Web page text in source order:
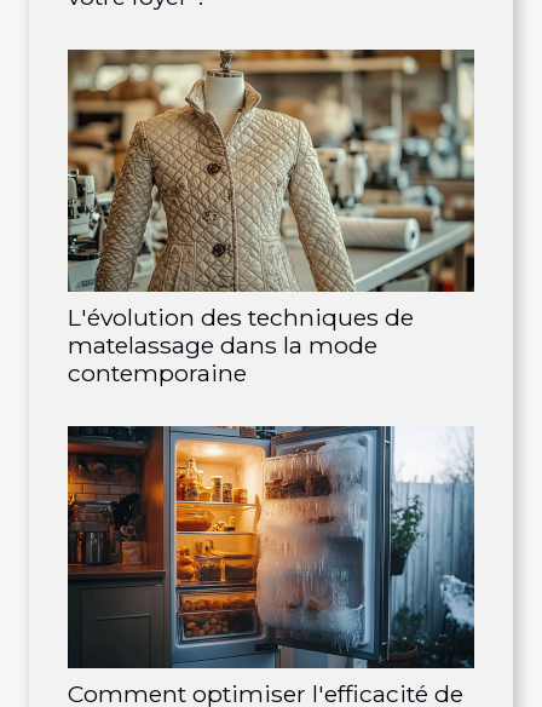
L'évolution des techniques de
matelassage dans la mode
contemporaine
Comment optimiser l'efficacité de